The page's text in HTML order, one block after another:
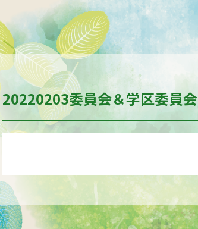
20220203委員会＆学区委員会